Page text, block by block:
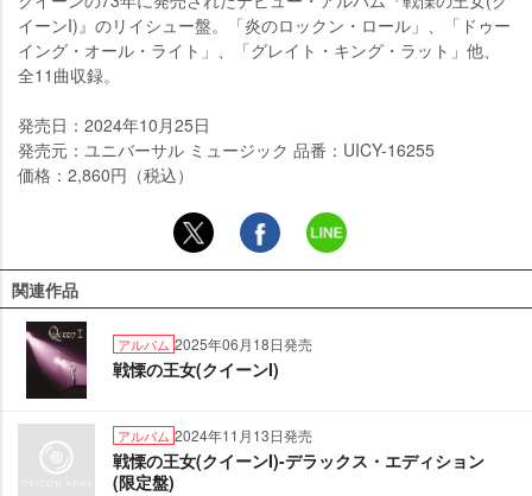
イーンI)』のリイシュー盤。「炎のロックン・ロール」、「ドゥー
イング・オール・ライト」、「グレイト・キング・ラット」他、
全11曲収録。
発売日：2024年10月25日
発売元：ユニバーサル ミュージック 品番：UICY-16255
価格：2,860円（税込）
関連作品
アルバム 2025年06月18日発売
戦慄の王女(クイーンI)
アルバム 2024年11月13日発売
戦慄の王女(クイーンI)-デラックス・エディション
(限定盤)